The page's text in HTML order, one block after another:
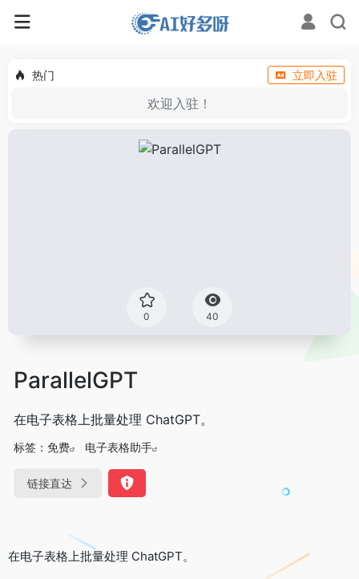
热门 立即入驻
欢迎入驻！
0 40
ParallelGPT
在电子表格上批量处理 ChatGPT。
标签： 免费 电子表格助手
链接直达
在电子表格上批量处理 ChatGPT。